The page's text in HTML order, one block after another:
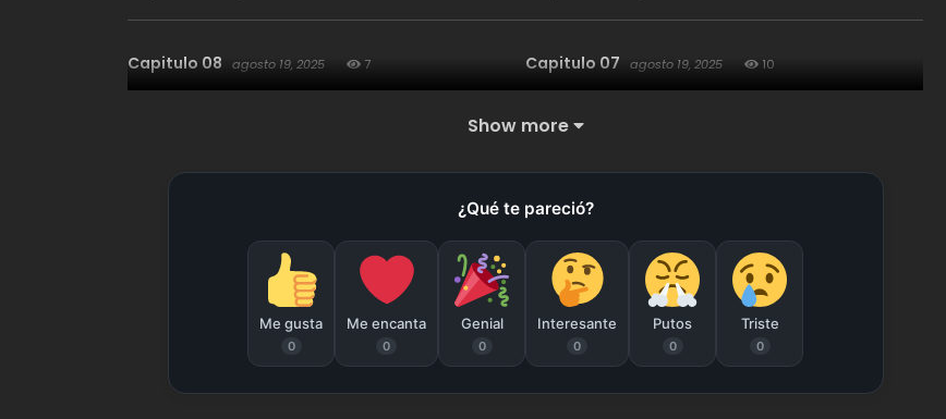
Capitulo 08 agosto 19, 2025 7 Capitulo 07 agosto 19, 2025 10
Capitulo 03
agosto 19, 2025 22 Capitulo 01 agosto 19, 2025 47
Show more
¿Qué te pareció?
Me gusta
0
Me encanta
0
Genial
0
Interesante
0
Putos
0
Triste
0